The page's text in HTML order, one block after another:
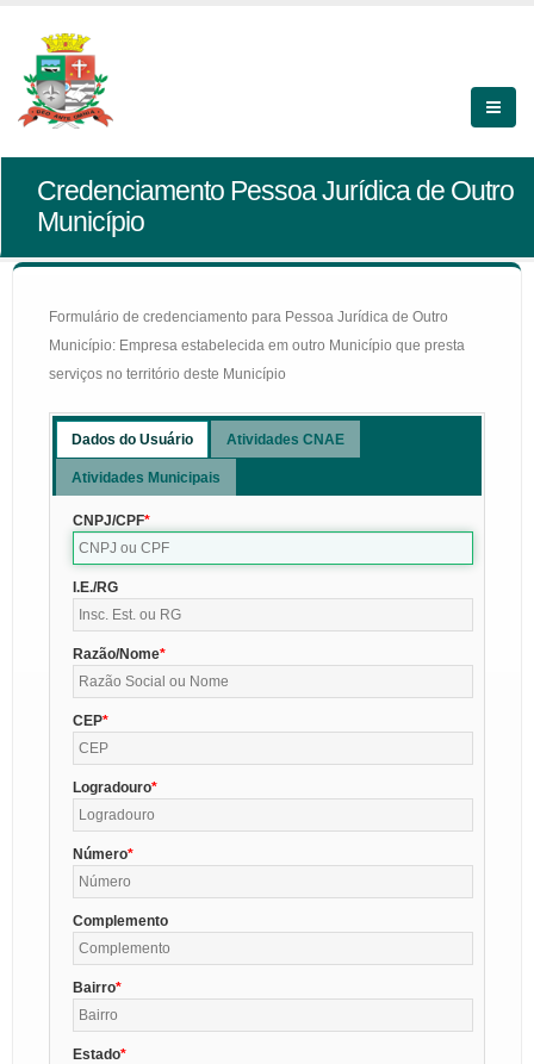
Credenciamento Pessoa Jurídica de Outro
Município
Formulário de credenciamento para Pessoa Jurídica de Outro
Município: Empresa estabelecida em outro Município que presta
serviços no território deste Município
Dados do Usuário Atividades CNAE
Atividades Municipais
CNPJ/CPF
I.E./RG
Razão/Nome
CEP
Logradouro
Número
Complemento
Bairro
Estado